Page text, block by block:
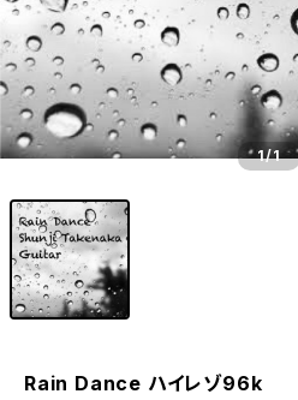
1/1
Rain Dance ハイレゾ96k